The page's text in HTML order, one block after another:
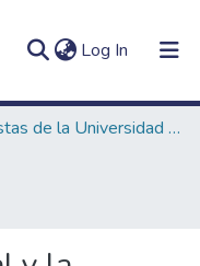
Log In (current)
Revistas de la Universidad FASTA